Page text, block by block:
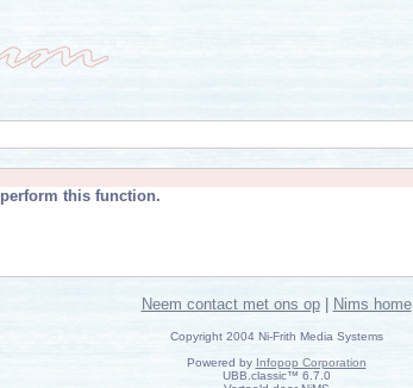
this function.
Neem contact met ons op| Nims home
Copyright 2004 Ni-Frith Media Systems
Powered by Infopop Corporation
UBB.classic™ 6.7.0